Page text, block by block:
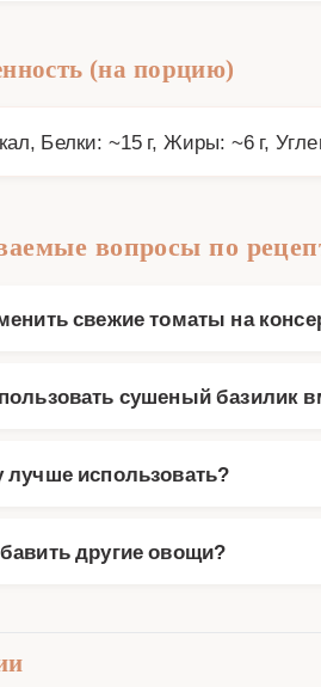
(на порцию)
Белки: ~15 г, Жиры: ~6 г,
вопросы по
свежие томаты на
сушеный базилик
использовать?
другие овощи?